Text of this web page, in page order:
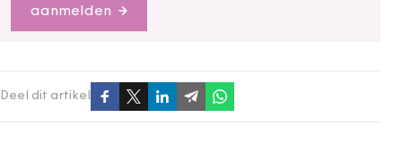
aanmelden
Deel dit artikel